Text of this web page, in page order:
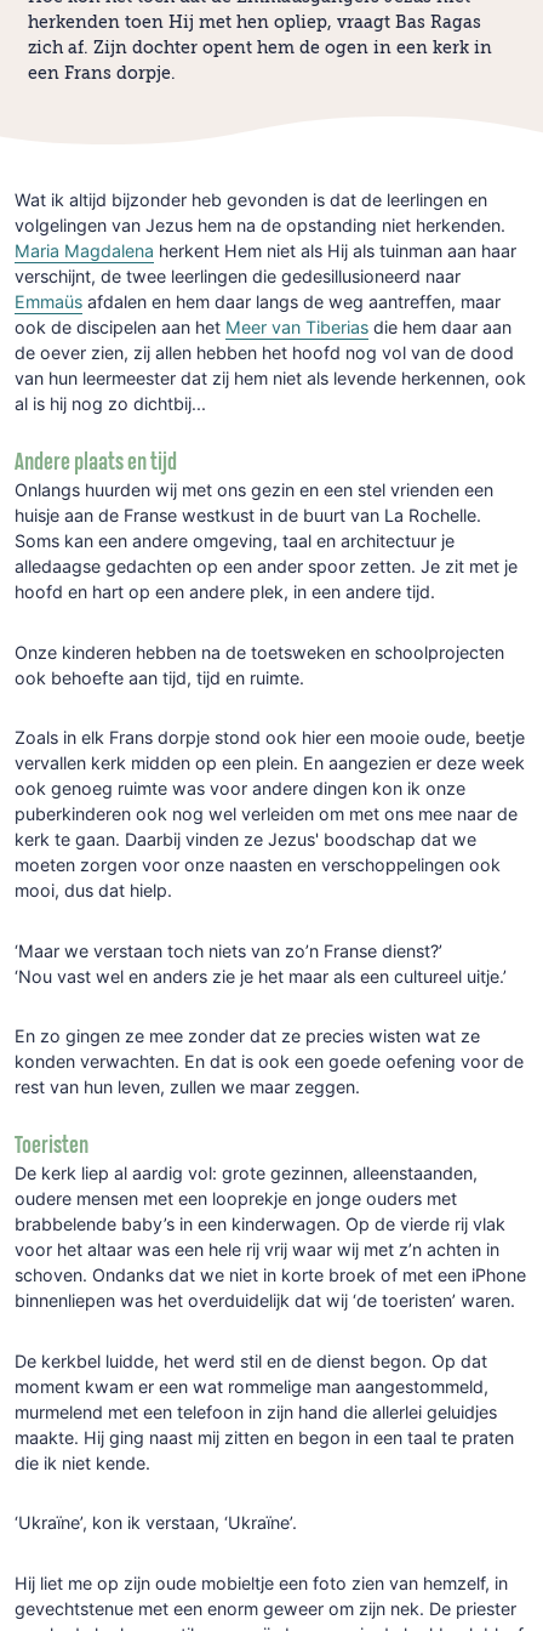
herkenden toen Hij met hen opliep, vraagt Bas Ragas
zich af. Zijn dochter opent hem de ogen in een kerk in
een Frans dorpje.
Wat ik altijd bijzonder heb gevonden is dat de leerlingen en
volgelingen van Jezus hem na de opstanding niet herkenden.
Maria Magdalena herkent Hem niet als Hij als tuinman aan haar
verschijnt, de twee leerlingen die gedesillusioneerd naar
Emmaüs afdalen en hem daar langs de weg aantreffen, maar
ook de discipelen aan het Meer van Tiberias die hem daar aan
de oever zien, zij allen hebben het hoofd nog vol van de dood
van hun leermeester dat zij hem niet als levende herkennen, ook
al is hij nog zo dichtbij...
Andere plaats en tijd
Onlangs huurden wij met ons gezin en een stel vrienden een
huisje aan de Franse westkust in de buurt van La Rochelle.
Soms kan een andere omgeving, taal en architectuur je
alledaagse gedachten op een ander spoor zetten. Je zit met je
hoofd en hart op een andere plek, in een andere tijd.
Onze kinderen hebben na de toetsweken en schoolprojecten
ook behoefte aan tijd, tijd en ruimte.
Zoals in elk Frans dorpje stond ook hier een mooie oude, beetje
vervallen kerk midden op een plein. En aangezien er deze week
ook genoeg ruimte was voor andere dingen kon ik onze
puberkinderen ook nog wel verleiden om met ons mee naar de
kerk te gaan. Daarbij vinden ze Jezus' boodschap dat we
moeten zorgen voor onze naasten en verschoppelingen ook
mooi, dus dat hielp.
‘Maar we verstaan toch niets van zo’n Franse dienst?’
‘Nou vast wel en anders zie je het maar als een cultureel uitje.’
En zo gingen ze mee zonder dat ze precies wisten wat ze
konden verwachten. En dat is ook een goede oefening voor de
rest van hun leven, zullen we maar zeggen.
Toeristen
De kerk liep al aardig vol: grote gezinnen, alleenstaanden,
oudere mensen met een looprekje en jonge ouders met
brabbelende baby’s in een kinderwagen. Op de vierde rij vlak
voor het altaar was een hele rij vrij waar wij met z’n achten in
schoven. Ondanks dat we niet in korte broek of met een iPhone
binnenliepen was het overduidelijk dat wij ‘de toeristen’ waren.
De kerkbel luidde, het werd stil en de dienst begon. Op dat
moment kwam er een wat rommelige man aangestommeld,
murmelend met een telefoon in zijn hand die allerlei geluidjes
maakte. Hij ging naast mij zitten en begon in een taal te praten
die ik niet kende.
‘Ukraïne’, kon ik verstaan, ‘Ukraïne’.
Hij liet me op zijn oude mobieltje een foto zien van hemzelf, in
gevechtstenue met een enorm geweer om zijn nek. De priester